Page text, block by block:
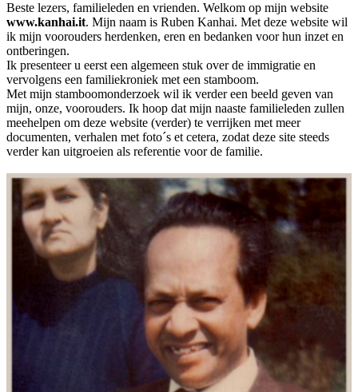
Beste lezers, familieleden en vrienden. Welkom op mijn website
www.kanhai.it. Mijn naam is Ruben Kanhai. Met deze website wil
ik mijn voorouders herdenken, eren en bedanken voor hun inzet en
ontberingen.
Ik presenteer u eerst een algemeen stuk over de immigratie en
vervolgens een familiekroniek met een stamboom.
Met mijn stamboomonderzoek wil ik verder een beeld geven van
mijn, onze, voorouders. Ik hoop dat mijn naaste familieleden zullen
meehelpen om deze website (verder) te verrijken met meer
documenten, verhalen met foto´s et cetera, zodat deze site steeds
verder kan uitgroeien als referentie voor de familie.